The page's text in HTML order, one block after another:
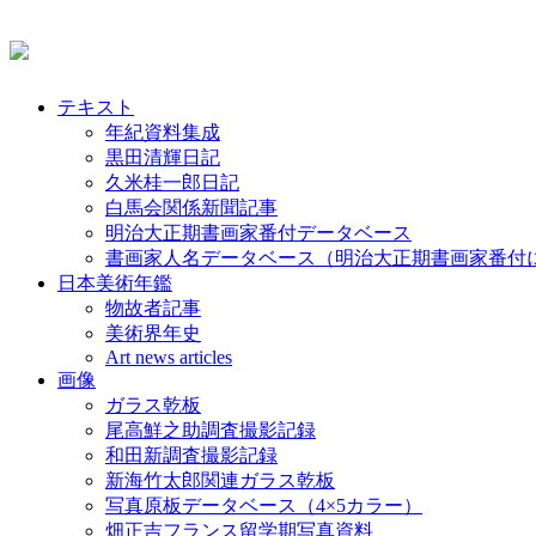
テキスト
年紀資料集成
黒田清輝日記
久米桂一郎日記
白馬会関係新聞記事
明治大正期書画家番付データベース
書画家人名データベース（明治大正期書画家番付
日本美術年鑑
物故者記事
美術界年史
Art news articles
画像
ガラス乾板
尾高鮮之助調査撮影記録
和田新調査撮影記録
新海竹太郎関連ガラス乾板
写真原板データベース（4×5カラー）
畑正吉フランス留学期写真資料